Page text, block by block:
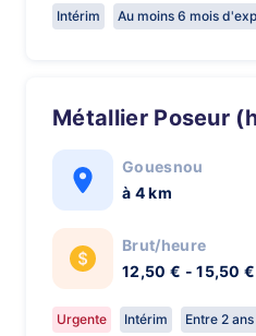
Intérim Au moins 6 mois
Métallier Poseur
Gouesnou
à 4 km
Brut/heure
12,50 € - 15,50 €
Urgente Intérim Entre 2